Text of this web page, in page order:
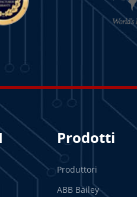
Prodotti
Produttori
ABB Bailey